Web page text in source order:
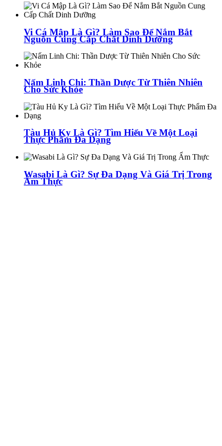
Vi Cá Mập Là Gì? Làm Sao Để Nắm Bắt
Nguồn Cung Cấp Chất Dinh Dưỡng
Nấm Linh Chi: Thần Dược Từ Thiên Nhiên
Cho Sức Khỏe
Tàu Hủ Ky Là Gì? Tìm Hiểu Về Một Loại
Thực Phẩm Đa Dạng
Wasabi Là Gì? Sự Đa Dạng Và Giá Trị Trong
Ẩm Thực